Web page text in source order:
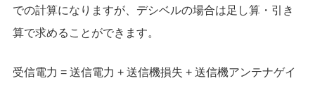
での計算になりますが、デシベルの場合は足し算・引き
算で求めることができます。
受信電力 = 送信電力 + 送信機損失 + 送信機アンテナゲイ